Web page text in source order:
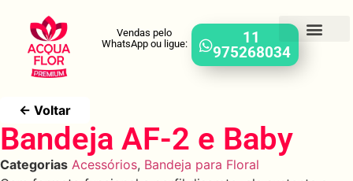
Vendas pelo
WhatsApp ou ligue:
11
975268034
← Voltar
Bandeja AF-2 e Baby
Categorias Acessórios, Bandeja para Floral